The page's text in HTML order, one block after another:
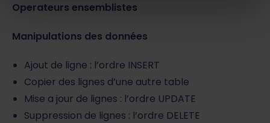
Operateurs ensemblistes
Manipulations des données
Ajout de ligne : l’ordre INSERT
Copier des lignes d’une autre table
Mise a jour de lignes : l’ordre UPDATE
Suppression de lignes : l’ordre DELETE